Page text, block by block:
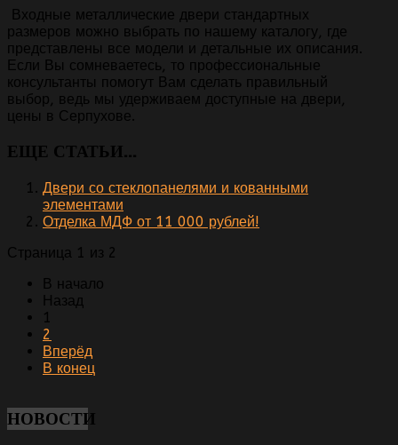
Входные металлические двери стандартных
размеров можно выбрать по нашему каталогу, где
представлены все модели и детальные их описания.
Если Вы сомневаетесь, то профессиональные
консультанты помогут Вам сделать правильный
выбор, ведь мы удерживаем доступные на двери,
цены в Серпухове.
ЕЩЕ СТАТЬИ...
Двери со стеклопанелями и кованными
элементами
Отделка МДФ от 11 000 рублей!
Страница 1 из 2
В начало
Назад
1
2
Вперёд
В конец
НОВОСТИ